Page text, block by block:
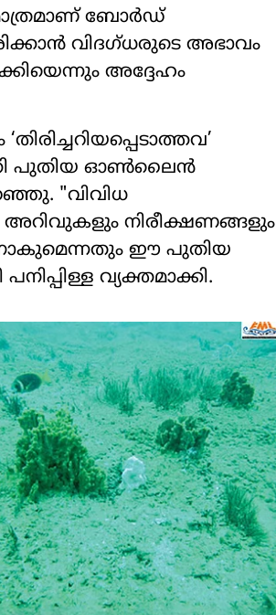
ബോർഡ്
വിദഗ്ധരുടെ അഭാവം
അദ്ദേഹം
പുതിയ ഓൺലൈൻ
"വിവിധ
അറിവുകളും നിരീക്ഷണങ്ങളും
ഈ പുതിയ
വ്യക്തമാക്കി.